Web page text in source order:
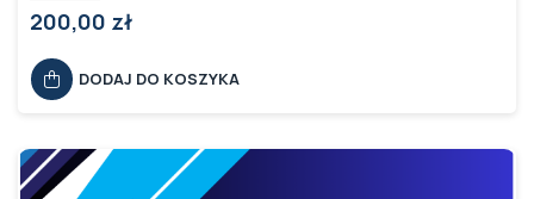
200,00 zł
DODAJ DO KOSZYKA